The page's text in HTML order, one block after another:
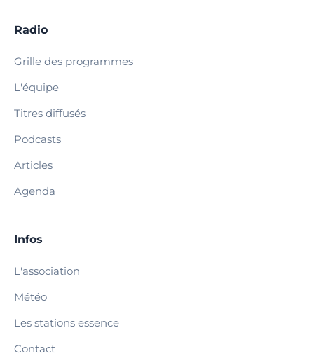
Radio
Grille des programmes
L'équipe
Titres diffusés
Podcasts
Articles
Agenda
Infos
L'association
Météo
Les stations essence
Contact